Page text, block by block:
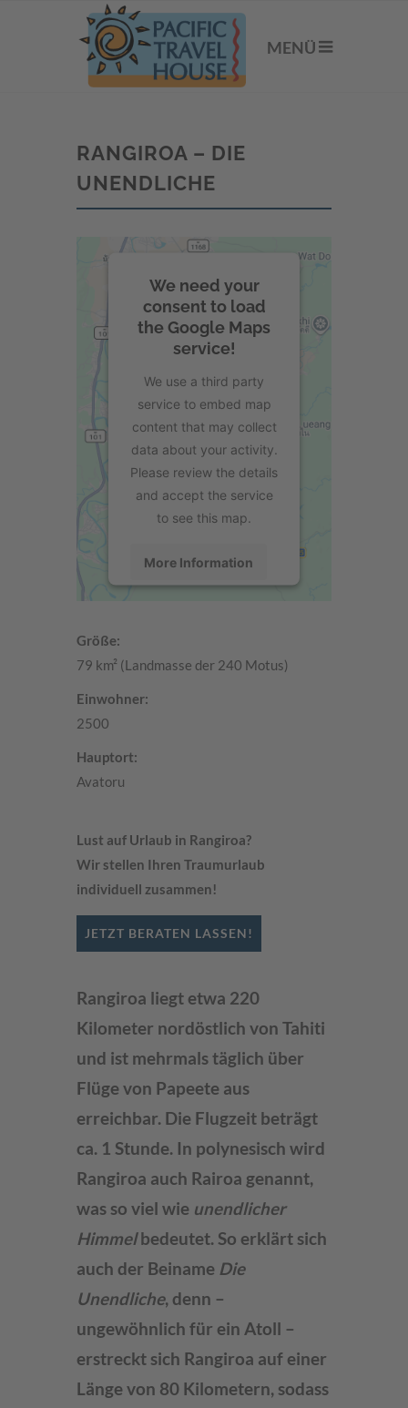
MENÜ
RANGIROA – DIE
UNENDLICHE
We need your
consent to load
the Google Maps
service!
We use a third party
service to embed map
content that may collect
data about your activity.
Please review the details
and accept the service
to see this map.
More Information
Usercentrics Consent
Größe:
79 km² (Landmasse der 240 Motus)
Einwohner:
2500
Hauptort:
Avatoru
Lust auf Urlaub in Rangiroa?
Wir stellen Ihren Traumurlaub
individuell zusammen!
JETZT BERATEN LASSEN!
Rangiroa liegt etwa 220
Kilometer nordöstlich von Tahiti
und ist mehrmals täglich über
Flüge von Papeete aus
erreichbar. Die Flugzeit beträgt
ca. 1 Stunde. In polynesisch wird
Rangiroa auch Rairoa genannt,
was so viel wie unendlicher
Himmelbedeutet. So erklärt sich
auch der Beiname Die
Unendliche, denn –
ungewöhnlich für ein Atoll –
erstreckt sich Rangiroa auf einer
Länge von 80 Kilometern, sodass